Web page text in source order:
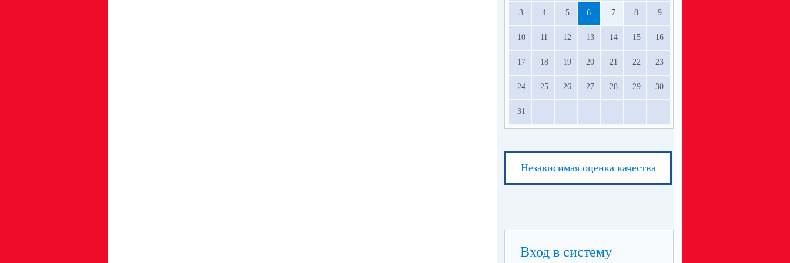
3 4 5 6 7 8 9
10 11 12 13 14 15 16
17 18 19 20 21 22 23
24 25 26 27 28 29 30
31
Независимая оценка качества
Вход в систему